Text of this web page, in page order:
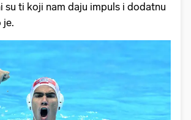
su ti koji nam daju impuls i dodatnu
je.